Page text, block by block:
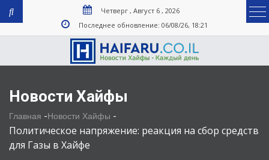
Четверг , Август 6 , 2026
Последнее обновление: 06/08/26, 18:21
Новости Хайфы
Главная -Новости Хайфы -
Политическое напряжение: реакция на сбор средств
для Газы в Хайфе